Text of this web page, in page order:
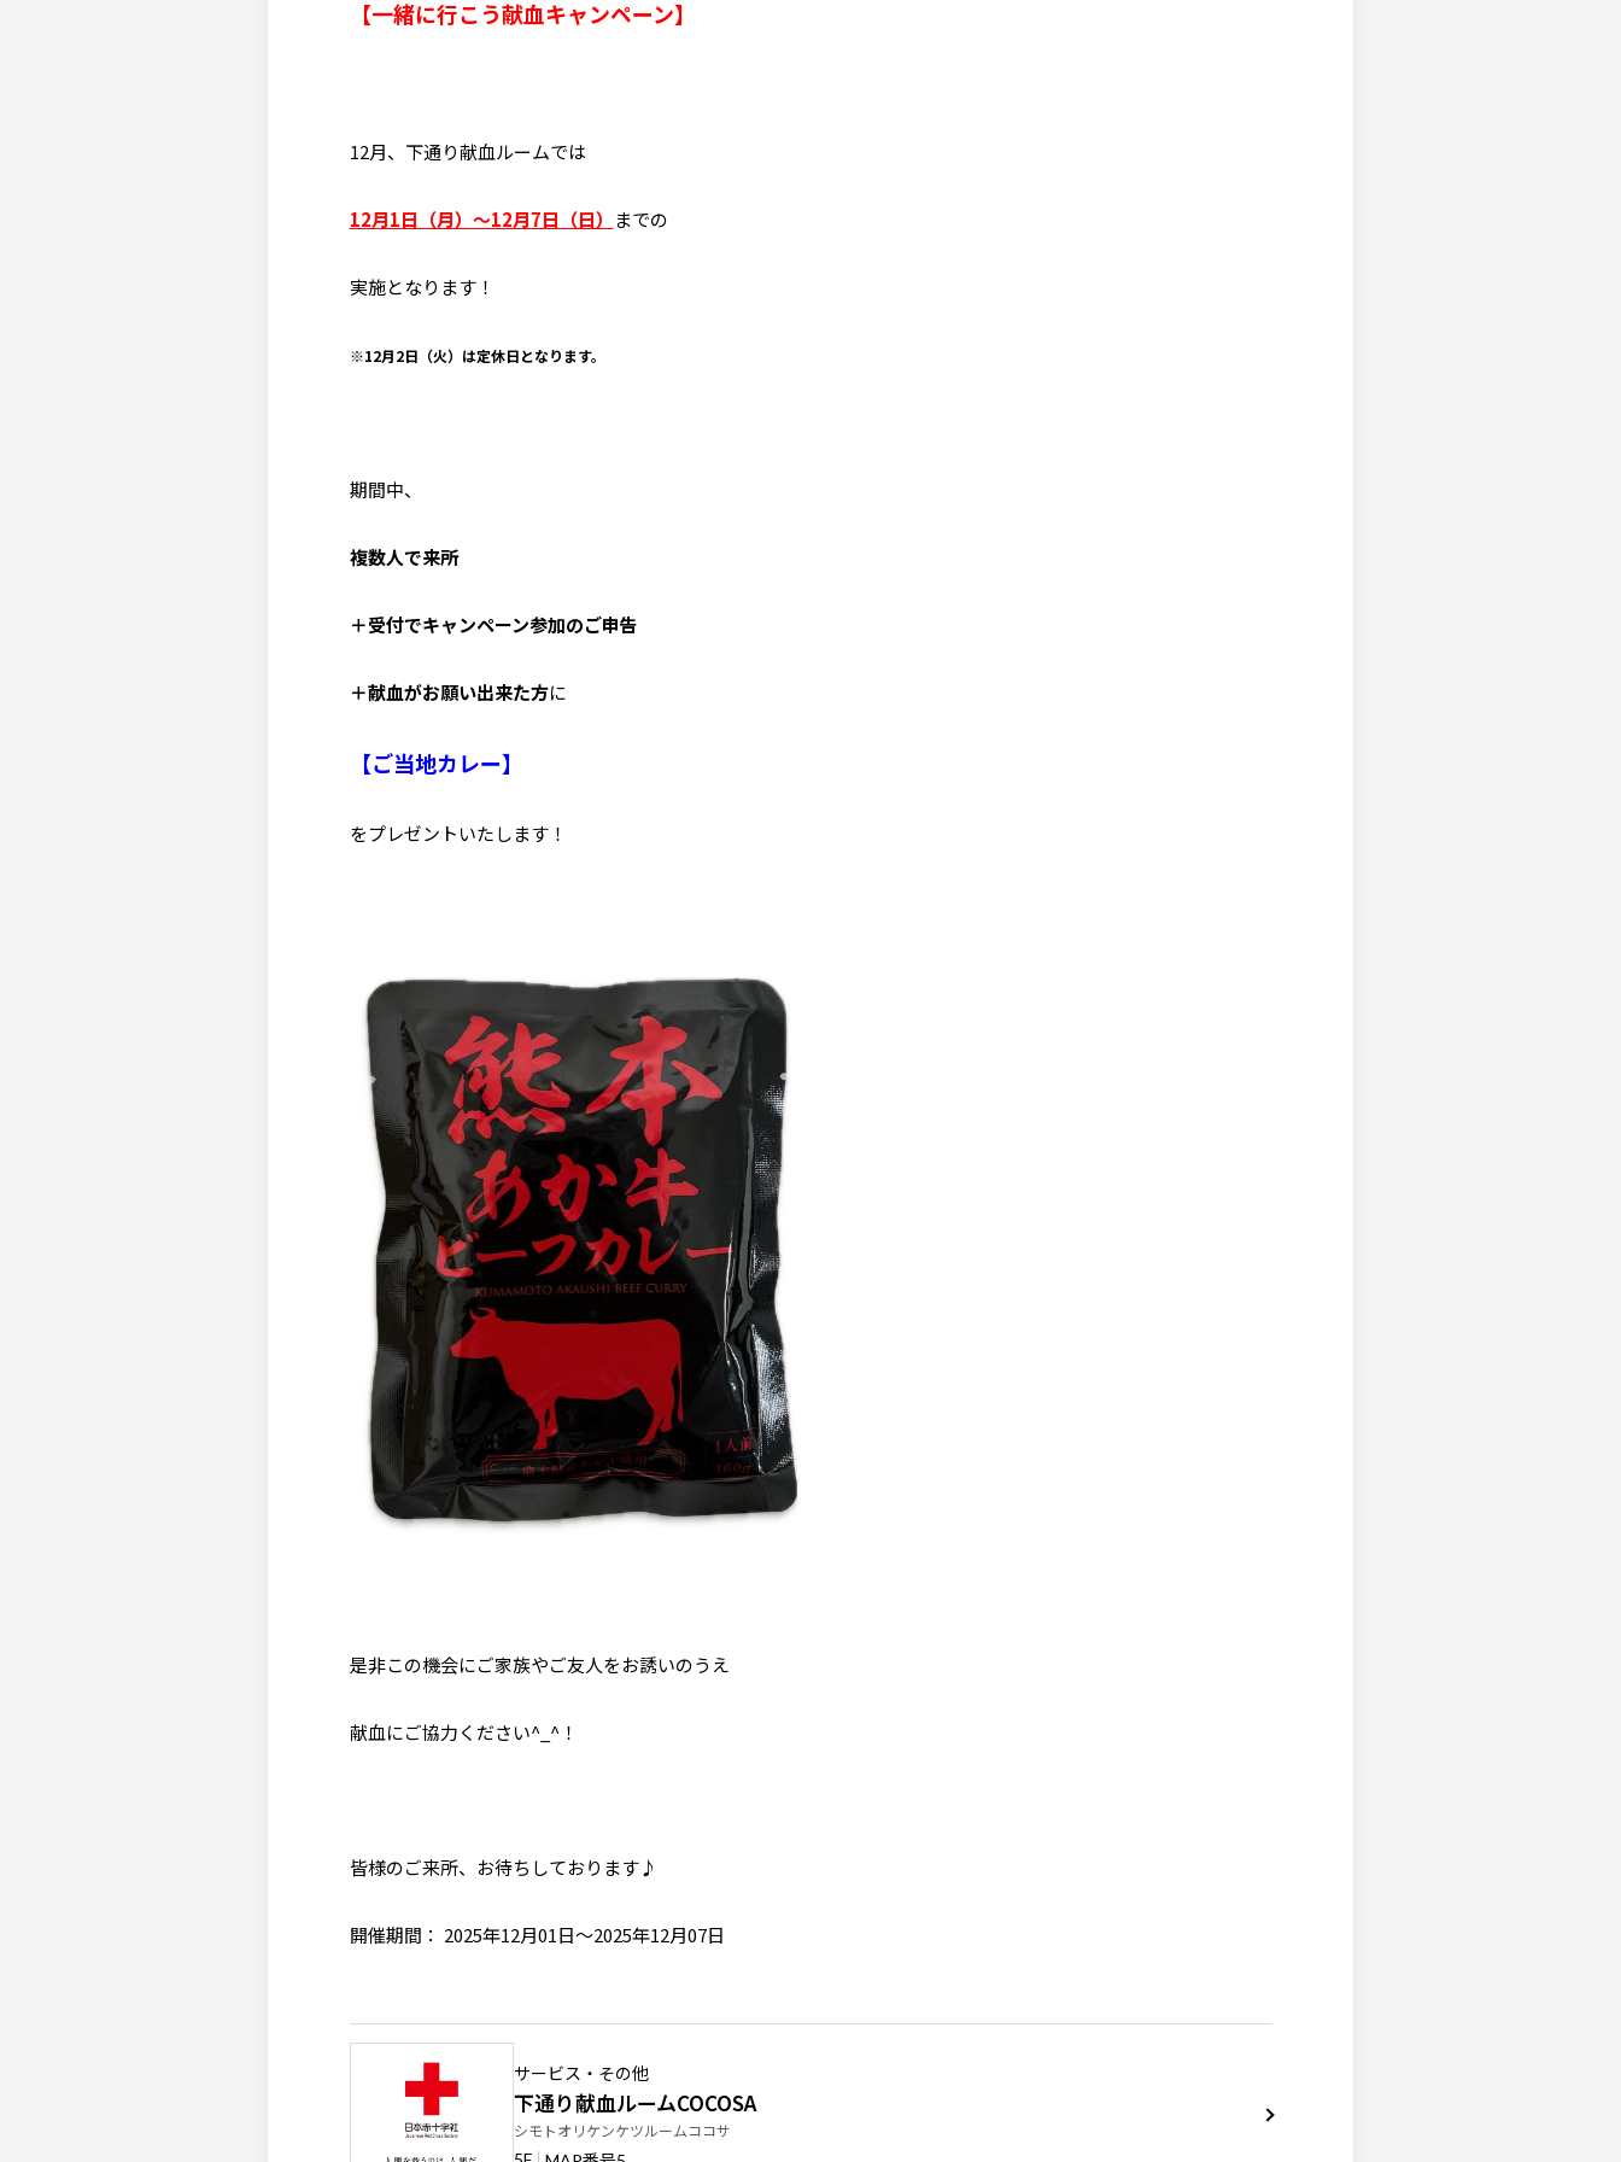
【一緒に行こう献血キャンペーン】
12月、下通り献血ルームでは
12月1日（月）～12月7日（日） までの
実施となります！
※12月2日（火）は定休日となります。
期間中、
複数人で来所
＋受付でキャンペーン参加のご申告
＋献血がお願い出来た方に
【ご当地カレー】
をプレゼントいたします！
是非この機会にご家族やご友人をお誘いのうえ
献血にご協力ください^_^！
皆様のご来所、お待ちしております♪
開催期間： 2025年12月01日～2025年12月07日
サービス・その他
下通り献血ルームCOCOSA
シモトオリケンケツルームココサ